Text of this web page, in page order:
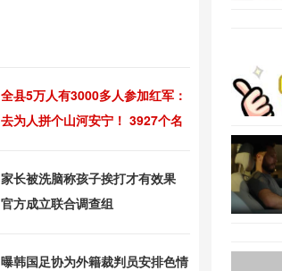
全县5万人有3000多人参加红军：
去为人拼个山河安宁！ 3927个名
家长被洗脑称孩子挨打才有效果
官方成立联合调查组
曝韩国足协为外籍裁判员安排色情